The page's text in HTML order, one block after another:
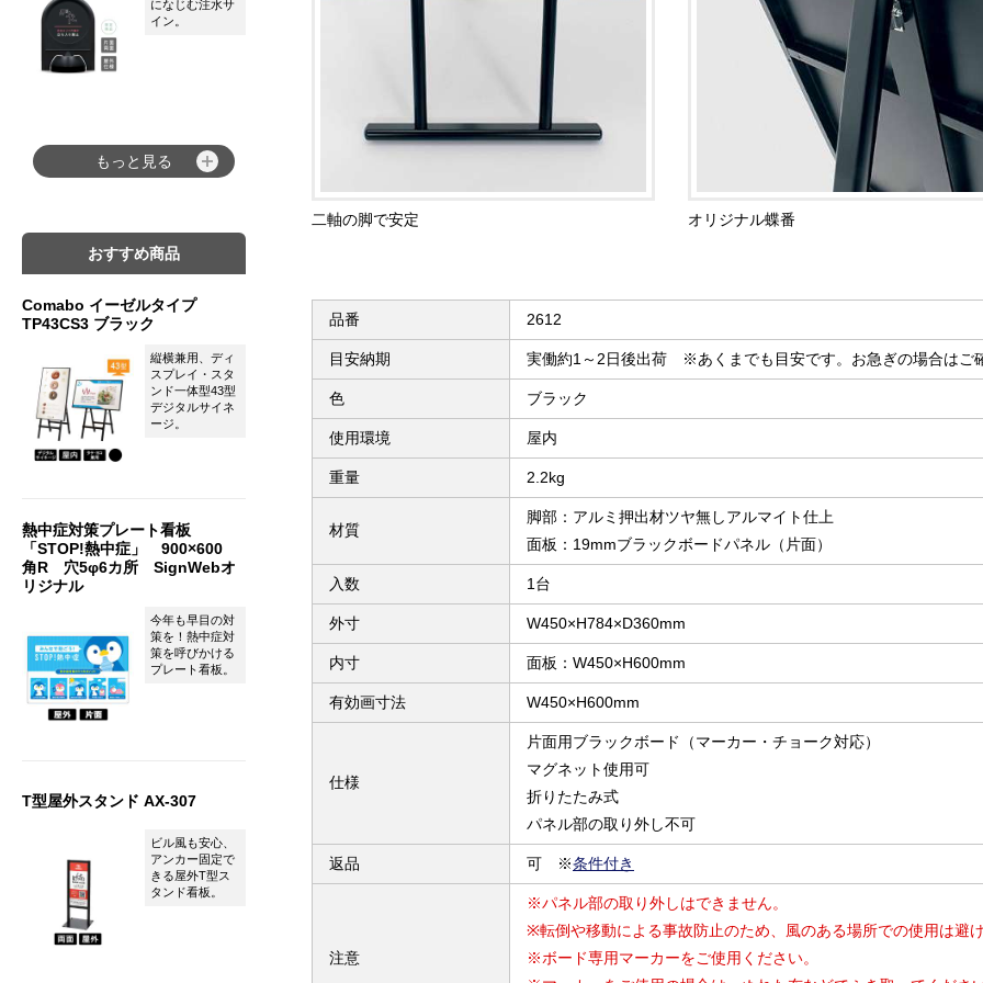
二軸の脚で安定 オリジナル蝶番
品番 2612
目安納期 実働約1～2日後出荷 ※あくまでも目安です。お急ぎの場合はご
色 ブラック
使用環境 屋内
重量 2.2kg
材質
脚部：アルミ押出材ツヤ無しアルマイト仕上
面板：19mmブラックボードパネル（片面）
入数 1台
外寸 W450×H784×D360mm
内寸 面板：W450×H600mm
有効画寸法 W450×H600mm
仕様
片面用ブラックボード（マーカー・チョーク対応）
マグネット使用可
折りたたみ式
パネル部の取り外し不可
返品 可 ※条件付き
注意
※パネル部の取り外しはできません。
※転倒や移動による事故防止のため、風のある場所での使用は避け
※ボード専用マーカーをご使用ください。
になじむ注水サ
イン。
もっと見る
おすすめ商品
Comabo イーゼルタイプ
TP43CS3 ブラック
縦横兼用、ディ
スプレイ・スタ
ンド一体型43型
デジタルサイネ
ージ。
熱中症対策プレート看板
「STOP!熱中症」 900×600
角R 穴5φ6カ所 SignWebオ
リジナル
今年も早目の対
策を！熱中症対
策を呼びかける
プレート看板。
T型屋外スタンド AX-307
ビル風も安心、
アンカー固定で
きる屋外T型ス
タンド看板。